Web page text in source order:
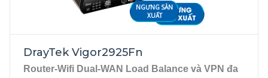
NGƯNG SẢN
XUẤT
DrayTek Vigor2925Fn
Router-Wifi Dual-WAN Load Balance và VPN đa